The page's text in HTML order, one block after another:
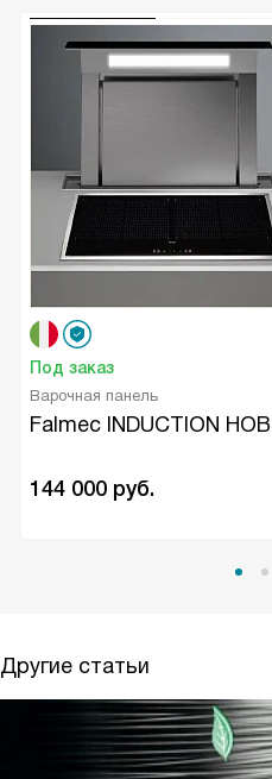
Под заказ
Варочная панель
Falmec INDUCTION
144 000 руб.
Другие статьи